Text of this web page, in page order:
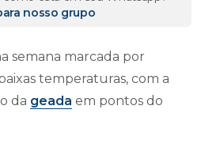
nosso grupo
semana marcada por
temperaturas, com a
da geada em pontos do